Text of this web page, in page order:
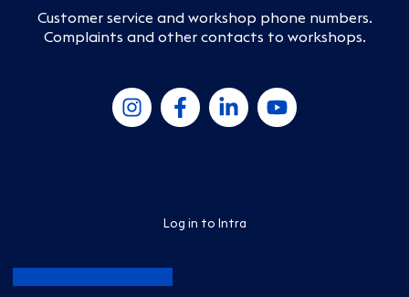
Customer service and workshop phone numbers.
Complaints and other contacts to workshops.
Log in to Intra